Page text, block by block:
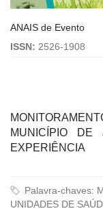
ANAIS de Evento
ISSN: 2526-1908
MUNICÍPIO DE
EXPERIÊNCIA
Palavra-chaves:
UNIDADES DE